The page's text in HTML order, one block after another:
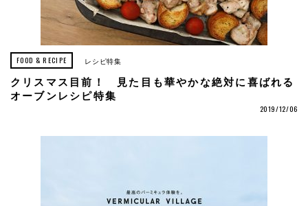
FOOD & RECIPE レシピ特集
クリスマス目前！ 見た目も華やかな絶対に喜ばれる
オーブンレシピ特集
2019/12/06